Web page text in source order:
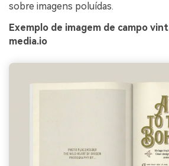
sobre imagens poluídas.
Exemplo de imagem de campo
media.io